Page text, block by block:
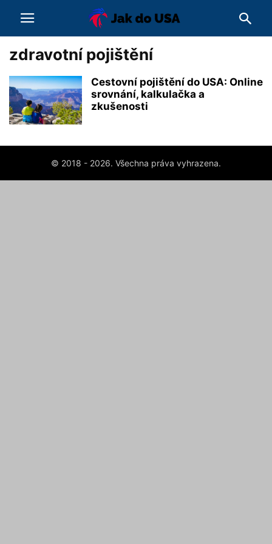
zdravotní pojištění
Cestovní pojištění do USA: Online
srovnání, kalkulačka a
zkušenosti
© 2018 - 2026. Všechna práva vyhrazena.